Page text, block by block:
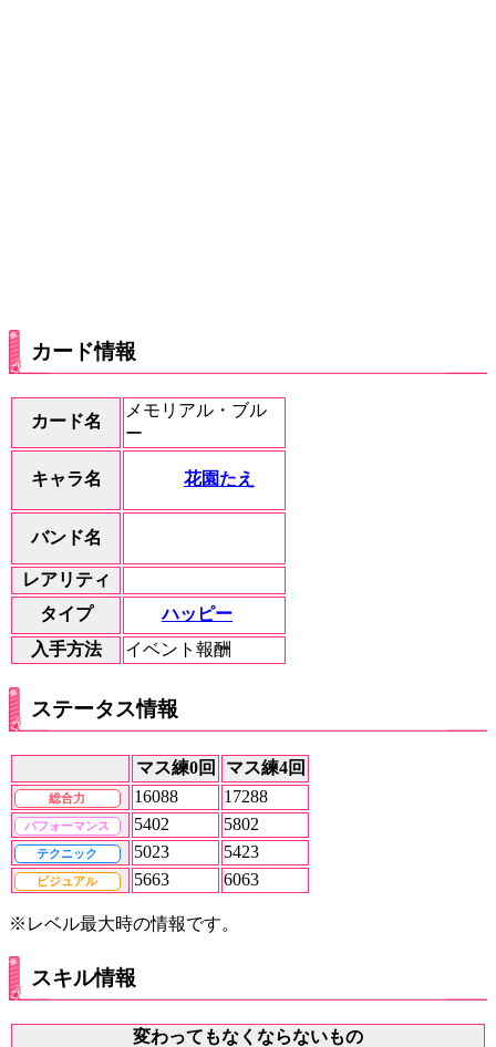
カード情報
カード名
メモリアル・ブル
ー
キャラ名 花園たえ
バンド名
レアリティ
タイプ
ハッピー
入手方法
イベント報酬
ステータス情報
マス練0回 マス練4回
総合力 16088 17288
パフォーマンス 5402 5802
テクニック 5023 5423
ビジュアル 5663 6063
※レベル最大時の情報です。
スキル情報
変わってもなくならないもの